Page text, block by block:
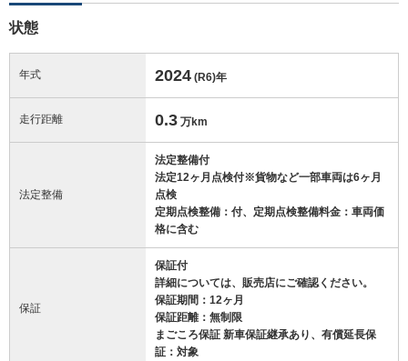
状態
年式 2024 (R6)年
走行距離 0.3 万km
法定整備
法定整備付
法定12ヶ月点検付※貨物など一部車両は6ヶ月
点検
定期点検整備：付、定期点検整備料金：車両価
格に含む
保証
保証付
詳細については、販売店にご確認ください。
保証期間：12ヶ月
保証距離：無制限
まごころ保証 新車保証継承あり、有償延長保
証：対象